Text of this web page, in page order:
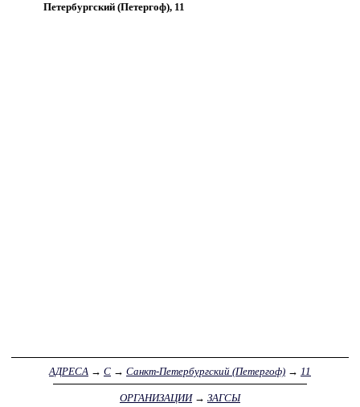
Петербургский (Петергоф), 11
АДРЕСА → С → Санкт-Петербургский (Петергоф) → 11
ОРГАНИЗАЦИИ→ ЗАГСЫ